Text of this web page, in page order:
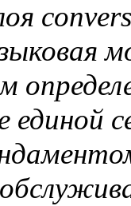
единой